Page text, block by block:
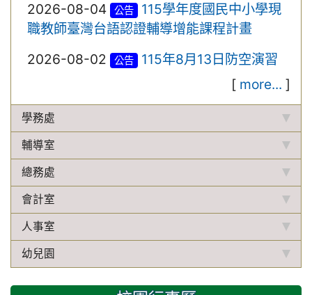
2026-08-04
公告
115學年度國民中小學現
職教師臺灣台語認證輔導增能課程計畫
2026-08-02
公告
115年8月13日防空演習
[ more... ]
學務處
輔導室
總務處
會計室
人事室
幼兒園